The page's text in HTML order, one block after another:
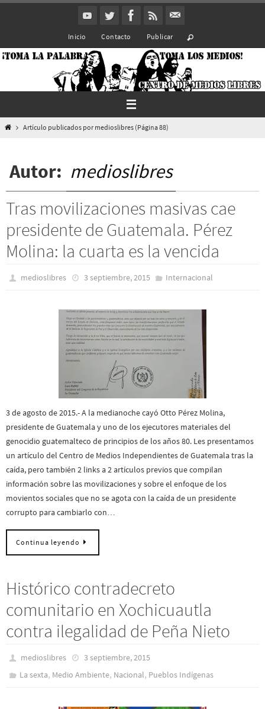
Inicio Contacto Publicar
InicioArtículo publicados por medioslibres (Página 88)
Autor: medioslibres
Tras movilizaciones masivas cae
presidente de Guatemala. Pérez
Molina: la cuarta es la vencida
medioslibres 3 septiembre, 2015 Internacional
3 de agosto de 2015.- A la medianoche cayó Otto Pérez Molina,
presidente de Guatemala y uno de los ejecutores materiales del
genocidio guatemalteco de principios de los años 80. Les presentamos
un artículo del Centro de Medios Independientes de Guatemala tras la
caída, pero también 2 links a 2 artículos previos que compilan
información sobre las movilizaciones y sobre el enfoque de los
movientos sociales que no se agota con la caída de un presidente
corrupto para cambiarlo con…
Continua leyendo
Histórico contradecreto
comunitario en Xochicuautla
contra ilegalidad de Peña Nieto
medioslibres
3 septiembre, 2015
La sexta, Medio Ambiente, Nacional, Pueblos Indí­genas